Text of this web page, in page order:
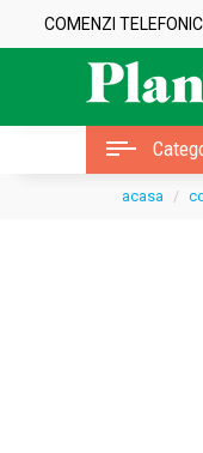
COMENZI
acasa